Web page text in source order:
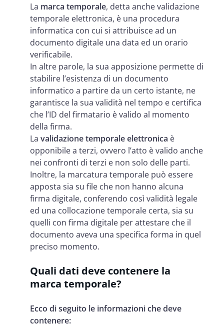
La marca temporale, detta anche validazione
temporale elettronica, è una procedura
informatica con cui si attribuisce ad un
documento digitale una data ed un orario
verificabile.
In altre parole, la sua apposizione permette di
stabilire l’esistenza di un documento
informatico a partire da un certo istante, ne
garantisce la sua validità nel tempo e certifica
che l’ID del firmatario è valido al momento
della firma.
La validazione temporale elettronica è
opponibile a terzi, ovvero l’atto è valido anche
nei confronti di terzi e non solo delle parti.
Inoltre, la marcatura temporale può essere
apposta sia su file che non hanno alcuna
firma digitale, conferendo così validità legale
ed una collocazione temporale certa, sia su
quelli con firma digitale per attestare che il
documento aveva una specifica forma in quel
preciso momento.
Quali dati deve contenere la
marca temporale?
Ecco di seguito le informazioni che deve
contenere: